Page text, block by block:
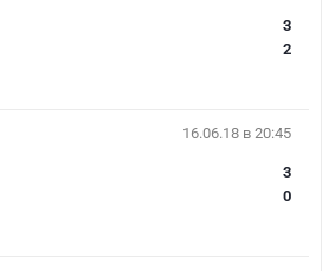
3
2
16.06.18 в 20:45
3
0